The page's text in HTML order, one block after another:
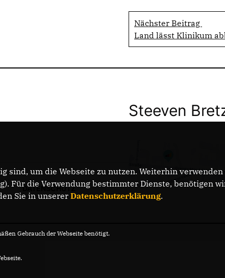
Nächster Beitrag
Land lässt Klinikum
DATENSCHUTZ
Steeven
sind, um die Webseite zu nutzen. Weiterhin
Für die Verwendung bestimmter Dienste, benötigen
Sie in unserer Datenschutzerklärung.
Gebrauch der Webseite benötigt.